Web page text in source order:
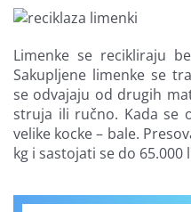
Limenke se recikliraju
Sakupljene limenke se
se odvajaju od drugih
struja ili ručno. Kada se
velike kocke – bale.
kg i sastojati se do 65.000